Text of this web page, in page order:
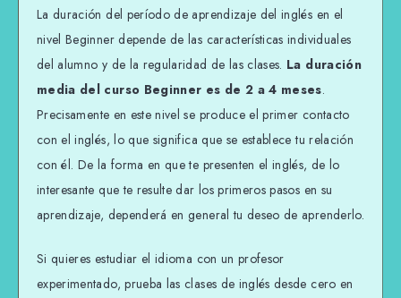
La duración del período de aprendizaje del inglés en el
nivel Beginner depende de las características individuales
del alumno y de la regularidad de las clases. La duración
media del curso Beginner es de 2 a 4 meses.
Precisamente en este nivel se produce el primer contacto
con el inglés, lo que significa que se establece tu relación
con él. De la forma en que te presenten el inglés, de lo
interesante que te resulte dar los primeros pasos en su
aprendizaje, dependerá en general tu deseo de aprenderlo.
Si quieres estudiar el idioma con un profesor
experimentado, prueba las clases de inglés desde cero en